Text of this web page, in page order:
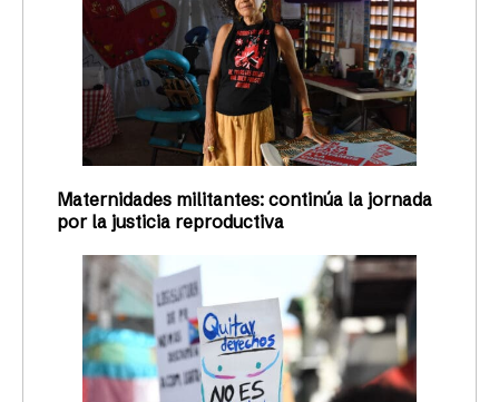
Maternidades militantes: continúa la jornada
por la justicia reproductiva